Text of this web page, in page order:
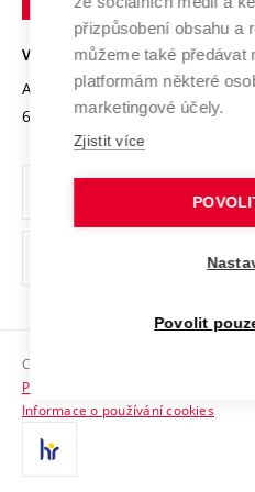
Open Science
Projekty
Projekty ze strukturálních fondů
Specifický výzkum
Univerzitní sítě
Bezpečná univerzita
Vyznamenání
Organizační struktura
Ochrana osobních údajů
odkaz)
Sociální bezpečí
HR Award
Kontakty
VYSOKÉ UČENÍ TECHNICKÉ V
Antonínská 548/1
602 00 Brno
Copyright © 2026 VUT
Prohlášení o přístupnosti
Informace o používání cookies
přizpůsobení obsahu a
můžeme také předávat
platformám některé
marketingové účely.
Zjistit více
Povolit